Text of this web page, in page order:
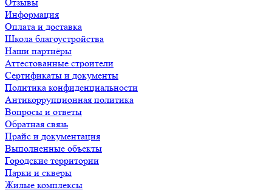
Информация
Оплата и доставка
Школа благоустройства
Наши партнёры
Аттестованные строители
Сертификаты и документы
Политика конфиденциальности
Антикоррупционная политика
Вопросы и ответы
Обратная связь
Прайс и документация
Выполненные объекты
Городские территории
Парки и скверы
Жилые комплексы